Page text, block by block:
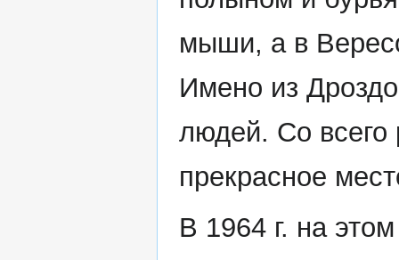
мыши, а в
Имено из
людей. Со всего
прекрасное
В 1964 г. на